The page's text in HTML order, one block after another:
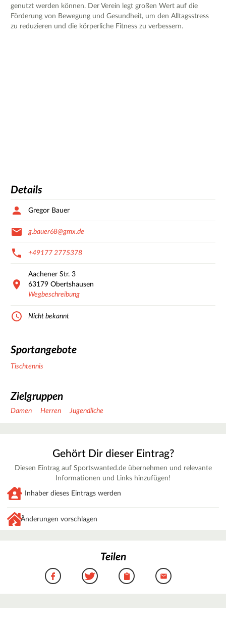
genutzt werden können. Der Verein legt großen Wert auf die
Förderung von Bewegung und Gesundheit, um den Alltagsstress
zu reduzieren und die körperliche Fitness zu verbessern.
Details
Gregor Bauer
g.bauer68@gmx.de
+49177 2775378
Aachener Str. 3
63179 Obertshausen
Wegbeschreibung
Nicht bekannt
Sportangebote
Tischtennis
Zielgruppen
Damen Herren Jugendliche
Gehört Dir dieser Eintrag?
Diesen Eintrag auf Sportswanted.de übernehmen und relevante
Informationen und Links hinzufügen!
Inhaber dieses Eintrags werden
Änderungen vorschlagen
Teilen